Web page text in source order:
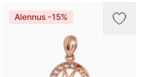
Alennus -15%